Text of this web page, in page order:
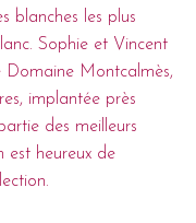
blanches les plus
Sophie et Vincent
Domaine Montcalmès,
implantée près
des meilleurs
est heureux de